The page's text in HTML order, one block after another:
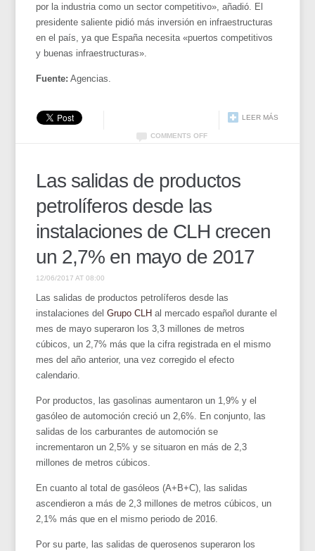
por la industria como un sector competitivo», añadió. El
presidente saliente pidió más inversión en infraestructuras
en el país, ya que España necesita «puertos competitivos
y buenas infraestructuras».
Fuente: Agencias.
LEER MÁS
COMMENTS OFF
Las salidas de productos
petrolíferos desde las
instalaciones de CLH crecen
un 2,7% en mayo de 2017
12/06/2017 AT 08:00
Las salidas de productos petrolíferos desde las
instalaciones delGrupo CLH al mercado español durante el
mes de mayo superaron los 3,3 millones de metros
cúbicos, un 2,7% más que la cifra registrada en el mismo
mes del año anterior, una vez corregido el efecto
calendario.
Por productos, las gasolinas aumentaron un 1,9% y el
gasóleo de automoción creció un 2,6%. En conjunto, las
salidas de los carburantes de automoción se
incrementaron un 2,5% y se situaron en más de 2,3
millones de metros cúbicos.
En cuanto al total de gasóleos (A+B+C), las salidas
ascendieron a más de 2,3 millones de metros cúbicos, un
2,1% más que en el mismo periodo de 2016.
Por su parte, las salidas de querosenos superaron los